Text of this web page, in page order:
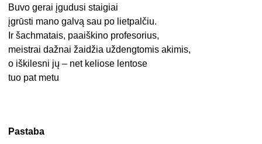
Buvo gerai įgudusi staigiai
įgrūsti mano galvą sau po lietpalčiu.
Ir šachmatais, paaiškino profesorius,
meistrai dažnai žaidžia uždengtomis akimis,
o iškilesni jų – net keliose lentose
tuo pat metu
Pastaba